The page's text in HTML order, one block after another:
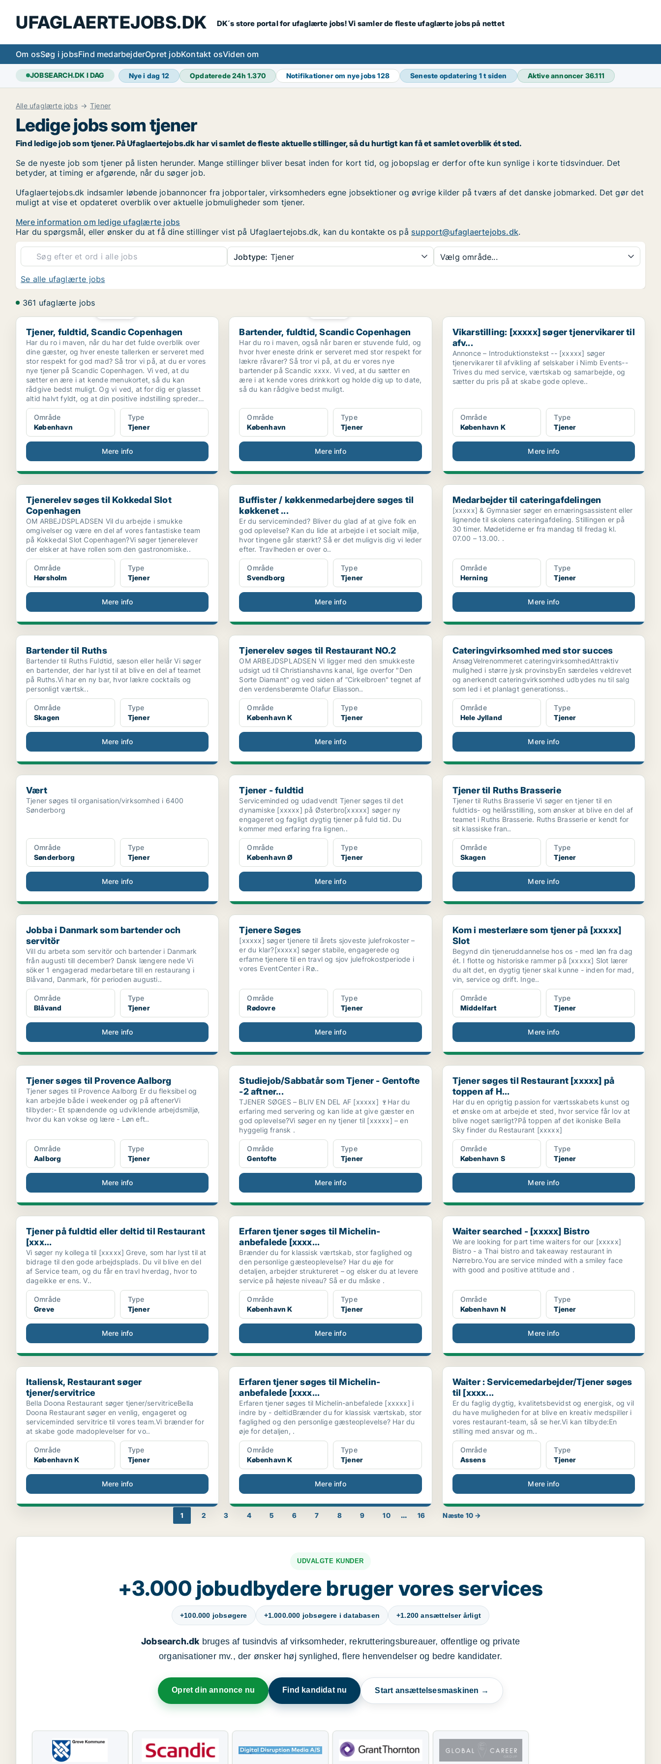
UFAGLAERTEJOBS.DK DK´s store portal for ufaglærte jobs! Vi samler de fleste ufaglærte jobs på nettet
Om osSøg i jobsFind medarbejderOpret jobKontakt osViden om
JOBSEARCH.DK I DAG Nye i dag 12 Opdaterede 24h1.370 Notifikationer om nye jobs128 Seneste opdatering 1 t siden Aktive annoncer 36.111
Alle ufaglærte jobs Tjener
Ledige jobs som tjener
Find ledige job som tjener. På Ufaglaertejobs.dk har vi samlet de fleste aktuelle stillinger, så du hurtigt kan få et samlet overblik ét sted.
Se de nyeste job som tjener på listen herunder. Mange stillinger bliver besat inden for kort tid, og jobopslag er derfor ofte kun synlige i korte tidsvinduer. Det
betyder, at timing er afgørende, når du søger job.
Ufaglaertejobs.dk indsamler løbende jobannoncer fra jobportaler, virksomheders egne jobsektioner og øvrige kilder på tværs af det danske jobmarked. Det gør det
muligt at vise et opdateret overblik over aktuelle jobmuligheder som tjener.
Mere information om ledige ufaglærte jobs
Har du spørgsmål, eller ønsker du at få dine stillinger vist på Ufaglaertejobs.dk, kan du kontakte os på support@ufaglaertejobs.dk.
Jobtype: Tjener Vælg område...
Se alle ufaglærte jobs
361 ufaglærte jobs
Tjener, fuldtid, Scandic Copenhagen
Tjener, fuldtid, Scandic Copenhagen
Har du ro i maven, når du har det fulde overblik over
dine gæster, og hver eneste tallerken er serveret med
stor respekt for god mad? Så tror vi på, at du er vores
nye tjener på Scandic Copenhagen. Vi ved, at du
sætter en ære i at kende menukortet, så du kan
rådgive bedst muligt. Og vi ved, at for dig er glasset
altid halvt fyldt, og at din positive indstilling spreder
sig i hele restauranten.
Område
København
Type
Tjener
Mere info
Bartender, fuldtid, Scandic Copenhagen
Bartender, fuldtid, Scandic Copenhagen
Har du ro i maven, også når baren er stuvende fuld, og
hvor hver eneste drink er serveret med stor respekt for
lækre råvarer? Så tror vi på, at du er vores nye
bartender på Scandic xxxx. Vi ved, at du sætter en
ære i at kende vores drinkkort og holde dig up to date,
så du kan rådgive bedst muligt.
Område
København
Type
Tjener
Mere info
Vikarstilling: [xxxxx] søger tjenervikarer til afv...
Vikarstilling: [xxxxx] søger tjenervikarer til
afv...
Annonce – Introduktionstekst -- [xxxxx] søger
tjenervikarer til afvikling af selskaber i Nimb Events--
Trives du med service, værtskab og samarbejde, og
sætter du pris på at skabe gode opleve..
Område
København K
Type
Tjener
Mere info
Tjenerelev søges til Kokkedal Slot Copenhagen
Tjenerelev søges til Kokkedal Slot
Copenhagen
OM ARBEJDSPLADSEN Vil du arbejde i smukke
omgivelser og være en del af vores fantastiske team
på Kokkedal Slot Copenhagen?Vi søger tjenerelever
der elsker at have rollen som den gastronomiske..
Område
Hørsholm
Type
Tjener
Mere info
Buffister / køkkenmedarbejdere søges til køkkenet ...
Buffister / køkkenmedarbejdere søges til
køkkenet ...
Er du serviceminded? Bliver du glad af at give folk en
god oplevelse? Kan du lide at arbejde i et socialt miljø,
hvor tingene går stærkt? Så er det muligvis dig vi leder
efter. Travlheden er over o..
Område
Svendborg
Type
Tjener
Mere info
Medarbejder til cateringafdelingen
Medarbejder til cateringafdelingen
[xxxxx] & Gymnasier søger en ernæringsassistent eller
lignende til skolens cateringafdeling. Stillingen er på
30 timer. Mødetiderne er fra mandag til fredag kl.
07.00 – 13.00. .
Område
Herning
Type
Tjener
Mere info
Bartender til Ruths
Bartender til Ruths
Bartender til Ruths Fuldtid, sæson eller helår Vi søger
en bartender, der har lyst til at blive en del af teamet
på Ruths.Vi har en ny bar, hvor lækre cocktails og
personligt værtsk..
Område
Skagen
Type
Tjener
Mere info
Tjenerelev søges til Restaurant NO.2
Tjenerelev søges til Restaurant NO.2
OM ARBEJDSPLADSEN Vi ligger med den smukkeste
udsigt ud til Christianshavns kanal, lige overfor "Den
Sorte Diamant" og ved siden af ”Cirkelbroen" tegnet af
den verdensberømte Olafur Eliasson..
Område
København K
Type
Tjener
Mere info
Cateringvirksomhed med stor succes
Cateringvirksomhed med stor succes
AnsøgVelrenommeret cateringvirksomhedAttraktiv
mulighed i større jysk provinsbyEn særdeles veldrevet
og anerkendt cateringvirksomhed udbydes nu til salg
som led i et planlagt generationss..
Område
Hele Jylland
Type
Tjener
Mere info
Vært
Vært
Tjener søges til organisation/virksomhed i 6400
Sønderborg
Område
Sønderborg
Type
Tjener
Mere info
Tjener - fuldtid
Tjener - fuldtid
Serviceminded og udadvendt Tjener søges til det
dynamiske [xxxxx] på Østerbro[xxxxx] søger ny
engageret og fagligt dygtig tjener på fuld tid. Du
kommer med erfaring fra lignen..
Område
København Ø
Type
Tjener
Mere info
Tjener til Ruths Brasserie
Tjener til Ruths Brasserie
Tjener til Ruths Brasserie Vi søger en tjener til en
fuldtids- og helårsstilling, som ønsker at blive en del af
teamet i Ruths Brasserie. Ruths Brasserie er kendt for
sit klassiske fran..
Område
Skagen
Type
Tjener
Mere info
Jobba i Danmark som bartender och servitör
Jobba i Danmark som bartender och
servitör
Vill du arbeta som servitör och bartender i Danmark
från augusti till december? Dansk længere nede Vi
söker 1 engagerad medarbetare till en restaurang i
Blåvand, Danmark, för perioden augusti..
Område
Blåvand
Type
Tjener
Mere info
Tjenere Søges
Tjenere Søges
[xxxxx] søger tjenere til årets sjoveste julefrokoster –
er du klar?[xxxxx] søger stabile, engagerede og
erfarne tjenere til en travl og sjov julefrokostperiode i
vores EventCenter i Rø..
Område
Rødovre
Type
Tjener
Mere info
Kom i mesterlære som tjener på [xxxxx] Slot
Kom i mesterlære som tjener på [xxxxx]
Slot
Begynd din tjeneruddannelse hos os - med løn fra dag
ét. I flotte og historiske rammer på [xxxxx] Slot lærer
du alt det, en dygtig tjener skal kunne - inden for mad,
vin, service og drift. Inge..
Område
Middelfart
Type
Tjener
Mere info
Tjener søges til Provence Aalborg
Tjener søges til Provence Aalborg
Tjener søges til Provence Aalborg Er du fleksibel og
kan arbejde både i weekender og på aftenerVi
tilbyder:- Et spændende og udviklende arbejdsmiljø,
hvor du kan vokse og lære - Løn eft..
Område
Aalborg
Type
Tjener
Mere info
Studiejob/Sabbatår som Tjener - Gentofte -2 aftner...
Studiejob/Sabbatår som Tjener - Gentofte
-2 aftner...
TJENER SØGES – BLIV EN DEL AF [xxxxx] 🍷Har du
erfaring med servering og kan lide at give gæster en
god oplevelse?Vi søger en ny tjener til [xxxxx] – en
hyggelig fransk .
Område
Gentofte
Type
Tjener
Mere info
Tjener søges til Restaurant [xxxxx] på toppen af H...
Tjener søges til Restaurant [xxxxx] på
toppen af H...
Har du en oprigtig passion for værtsskabets kunst og
et ønske om at arbejde et sted, hvor service får lov at
blive noget særligt?På toppen af det ikoniske Bella
Sky finder du Restaurant [xxxxx]
Område
København S
Type
Tjener
Mere info
Tjener på fuldtid eller deltid til Restaurant [xxx...
Tjener på fuldtid eller deltid til Restaurant
[xxx...
Vi søger ny kollega til [xxxxx] Greve, som har lyst til at
bidrage til den gode arbejdsplads. Du vil blive en del
af Service team, og du får en travl hverdag, hvor to
dageikke er ens. V..
Område
Greve
Type
Tjener
Mere info
Erfaren tjener søges til Michelin-anbefalede [xxxx...
Erfaren tjener søges til Michelin-
anbefalede [xxxx...
Brænder du for klassisk værtskab, stor faglighed og
den personlige gæsteoplevelse? Har du øje for
detaljen, arbejder struktureret – og elsker du at levere
service på højeste niveau? Så er du måske .
Område
København K
Type
Tjener
Mere info
Waiter searched - [xxxxx] Bistro
Waiter searched - [xxxxx] Bistro
We are looking for part time waiters for our [xxxxx]
Bistro - a Thai bistro and takeaway restaurant in
Nørrebro.You are service minded with a smiley face
with good and positive attitude and .
Område
København N
Type
Tjener
Mere info
Italiensk, Restaurant søger tjener/servitrice
Italiensk, Restaurant søger
tjener/servitrice
Bella Doona Restaurant søger tjener/servitriceBella
Doona Restaurant søger en venlig, engageret og
serviceminded servitrice til vores team.Vi brænder for
at skabe gode madoplevelser for vo..
Område
København K
Type
Tjener
Mere info
Erfaren tjener søges til Michelin-anbefalede [xxxx...
Erfaren tjener søges til Michelin-
anbefalede [xxxx...
Erfaren tjener søges til Michelin-anbefalede [xxxxx] i
indre by - deltidBrænder du for klassisk værtskab, stor
faglighed og den personlige gæsteoplevelse? Har du
øje for detaljen, .
Område
København K
Type
Tjener
Mere info
Waiter : Servicemedarbejder/Tjener søges til [xxxx...
Waiter : Servicemedarbejder/Tjener søges
til [xxxx...
Er du faglig dygtig, kvalitetsbevidst og energisk, og vil
du have muligheden for at blive en kreativ medspiller i
vores restaurant-team, så se her.Vi kan tilbyde:En
stilling med ansvar og m..
Område
Assens
Type
Tjener
Mere info
1 2 3 4 5 6 7 8 9 10 ... 16 Næste 10 →
UDVALGTE KUNDER
+3.000 jobudbydere bruger vores services
+100.000 jobsøgere +1.000.000 jobsøgere i databasen +1.200 ansættelser årligt
Jobsearch.dkbruges af tusindvis af virksomheder, rekrutteringsbureauer, offentlige og private
organisationer mv., der ønsker høj synlighed, flere henvendelser og bedre kandidater.
Opret din annonce nu Find kandidat nu Start ansættelsesmaskinen →